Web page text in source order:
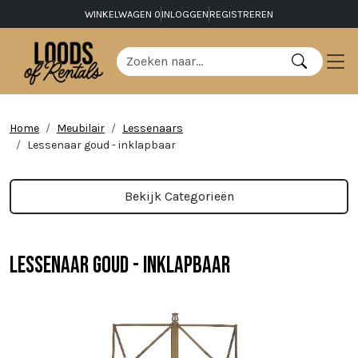
WINKELWAGEN 0 INLOGGEN REGISTREREN
Home Meubilair
Lessenaars
Lessenaar goud - inklapbaar
Bekijk Categorieën
Lessenaar goud - inklapbaar